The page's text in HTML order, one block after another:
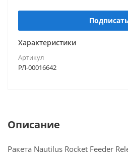
Характеристики
Артикул
РЛ-00016642
Описание
Ракета Nautilus Rocket Feeder